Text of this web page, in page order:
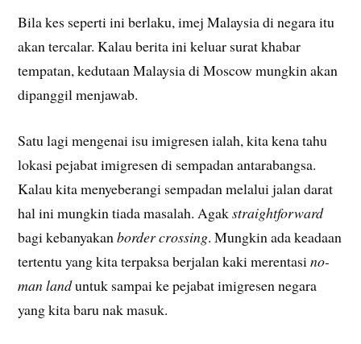
Bila kes seperti ini berlaku, imej Malaysia di negara itu
akan tercalar. Kalau berita ini keluar surat khabar
tempatan, kedutaan Malaysia di Moscow mungkin akan
dipanggil menjawab.
Satu lagi mengenai isu imigresen ialah, kita kena tahu
lokasi pejabat imigresen di sempadan antarabangsa.
Kalau kita menyeberangi sempadan melalui jalan darat
hal ini mungkin tiada masalah. Agakstraightforward
bagi kebanyakanborder crossing. Mungkin ada keadaan
tertentu yang kita terpaksa berjalan kaki merentasino-
man landuntuk sampai ke pejabat imigresen negara
yang kita baru nak masuk.